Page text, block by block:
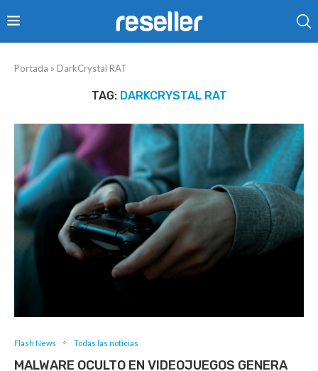
Portada » DarkCrystal RAT
TAG: DARKCRYSTAL RAT
Flash News Todas las noticias
MALWARE OCULTO EN VIDEOJUEGOS GENERA